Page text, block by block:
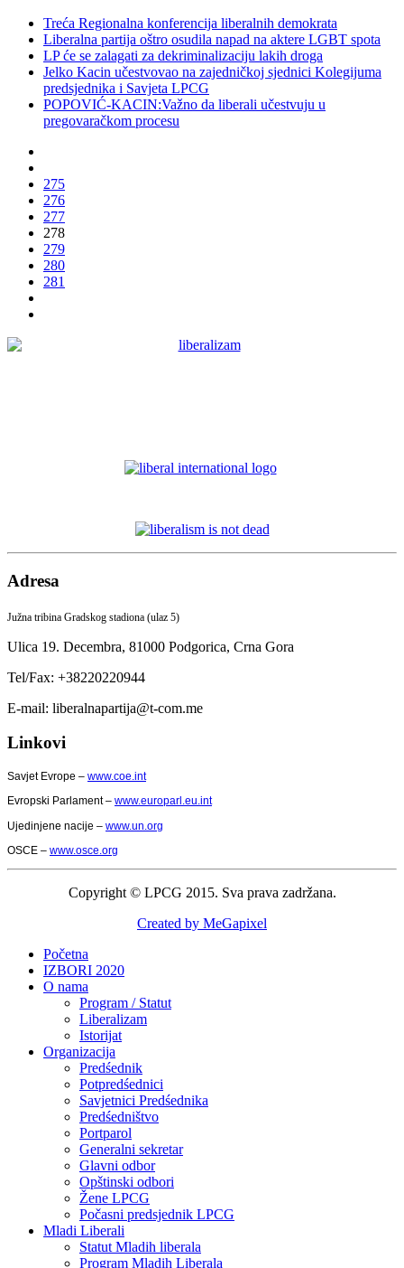
Treća Regionalna konferencija liberalnih demokrata
Liberalna partija oštro osudila napad na aktere LGBT spota
LP će se zalagati za dekriminalizaciju lakih droga
Jelko Kacin učestvovao na zajedničkoj sjednici Kolegijuma
predsjednika i Savjeta LPCG
POPOVIĆ-KACIN:Važno da liberali učestvuju u
pregovaračkom procesu
275
276
277
278
279
280
281
Adresa
Južna tribina Gradskog stadiona (ulaz 5)
Ulica 19. Decembra, 81000 Podgorica, Crna Gora
Tel/Fax: +38220220944
E-mail: liberalnapartija@t-com.me
Linkovi
Savjet Evrope – www.coe.int
Evropski Parlament – www.europarl.eu.int
Ujedinjene nacije – www.un.org
OSCE – www.osce.org
Copyright © LPCG 2015. Sva prava zadržana.
Created by MeGapixel
Početna
IZBORI 2020
O nama
Program / Statut
Liberalizam
Istorijat
Organizacija
Predśednik
Potpredśednici
Savjetnici Predśednika
Predśedništvo
Portparol
Generalni sekretar
Glavni odbor
Opštinski odbori
Žene LPCG
Počasni predsjednik LPCG
Mladi Liberali
Statut Mladih liberala
Program Mladih Liberala